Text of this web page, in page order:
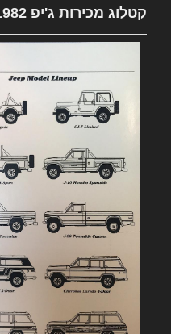
קטלוג מכירות ג'יפ 1982